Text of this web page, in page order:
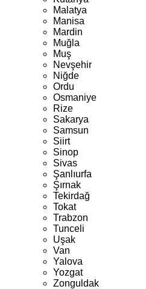
Malatya
Manisa
Mardin
Muğla
Muş
Nevşehir
Niğde
Ordu
Osmaniye
Rize
Sakarya
Samsun
Siirt
Sinop
Sivas
Şanlıurfa
Şırnak
Tekirdağ
Tokat
Trabzon
Tunceli
Uşak
Van
Yalova
Yozgat
Zonguldak